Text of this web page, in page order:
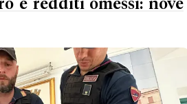
e redditi omessi: nove